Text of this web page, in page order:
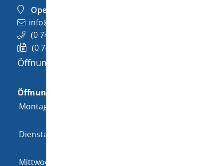
OpenStreetMap
info@wellendingen.de
(074
(074
Öffnungszeiten
Öffnungszeiten
Montag
Dienstag
Mittwoch